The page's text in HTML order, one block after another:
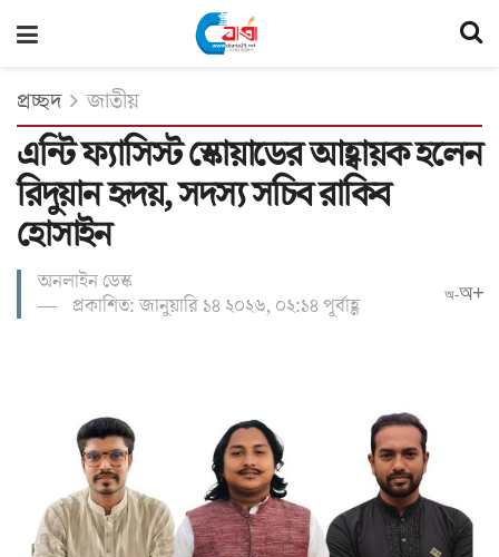
প্রচ্ছদ জাতীয়
এন্টি ফ্যাসিস্ট স্কোয়াডের আহ্বায়ক হলেন
রিদুয়ান হৃদয়, সদস্য সচিব রাকিব
হোসাইন
অনলাইন ডেস্ক
প্রকাশিত: জানুয়ারি ১৪ ২০২৬, ০২:১৪ পূর্বাহ্ণ
অ-অ+